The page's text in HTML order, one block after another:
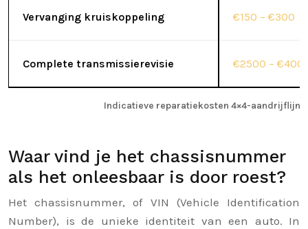
Indicatieve reparatiekosten 4×4-aandrijflijn
Vervanging kruiskoppeling €150 – €300
Complete transmissierevisie €2500 –
Waar vind je het chassisnummer
als het onleesbaar is door roest?
Het chassisnummer, of VIN (Vehicle Identification
Number), is de unieke identiteit van een auto. In